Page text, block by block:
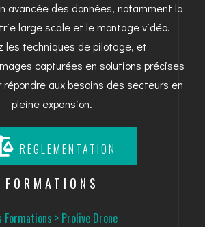
avancée des données, notamment la
large scale et le montage vidéo.
les techniques de pilotage, et
capturées en solutions précises
aux besoins des secteurs en
pleine expansion.
RÈGLEMENTATION
FORMATIONS
Formations > Prolive Drone